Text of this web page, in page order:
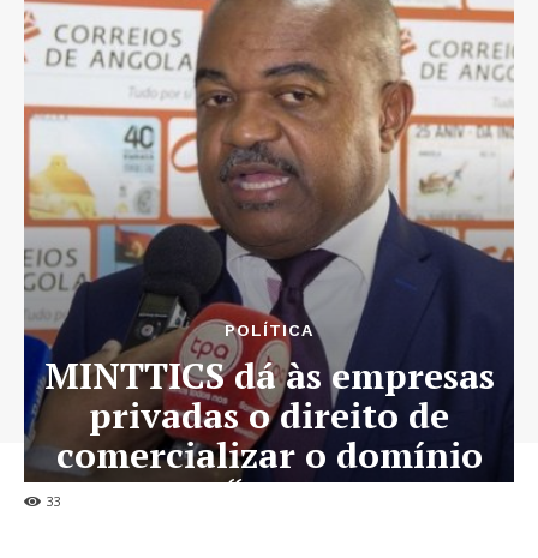
33
POLÍTICA
MINTTICS dá às empresas
privadas o direito de
comercializar o domínio
“.ao”